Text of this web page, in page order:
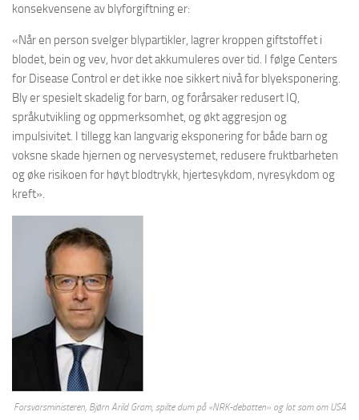
konsekvensene av blyforgiftning er:
«Når en person svelger blypartikler, lagrer kroppen giftstoffet i
blodet, bein og vev, hvor det akkumuleres over tid. I følge Centers
for Disease Control er det ikke noe sikkert nivå for blyeksponering.
Bly er spesielt skadelig for barn, og forårsaker redusert IQ,
språkutvikling og oppmerksomhet, og økt aggresjon og
impulsivitet. I tillegg kan langvarig eksponering for både barn og
voksne skade hjernen og nervesystemet, redusere fruktbarheten
og øke risikoen for høyt blodtrykk, hjertesykdom, nyresykdom og
kreft».
Forsvarsministeren, Bjørn Arild Gram, spilte dum på «NRK-debatten» og lot som om USA